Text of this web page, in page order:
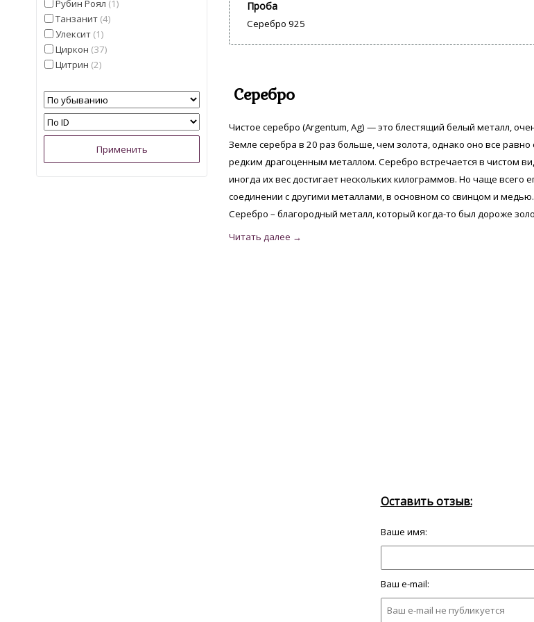
Рубин Роял 1
Танзанит 4
Улексит 1
Циркон 37
Цитрин 2
Проба
Серебро 925
Серебро
Чистое серебро (Argentum, Аg) — это блестящий белый металл,
Земле серебра в 20 раз больше, чем золота, однако оно все равно
редким драгоценным металлом. Серебро встречается в чистом
иногда их вес достигает нескольких килограммов. Но чаще всего
соединении с другими металлами, в основном со свинцом и медью.
Серебро – благородный металл, который когда-то был дороже